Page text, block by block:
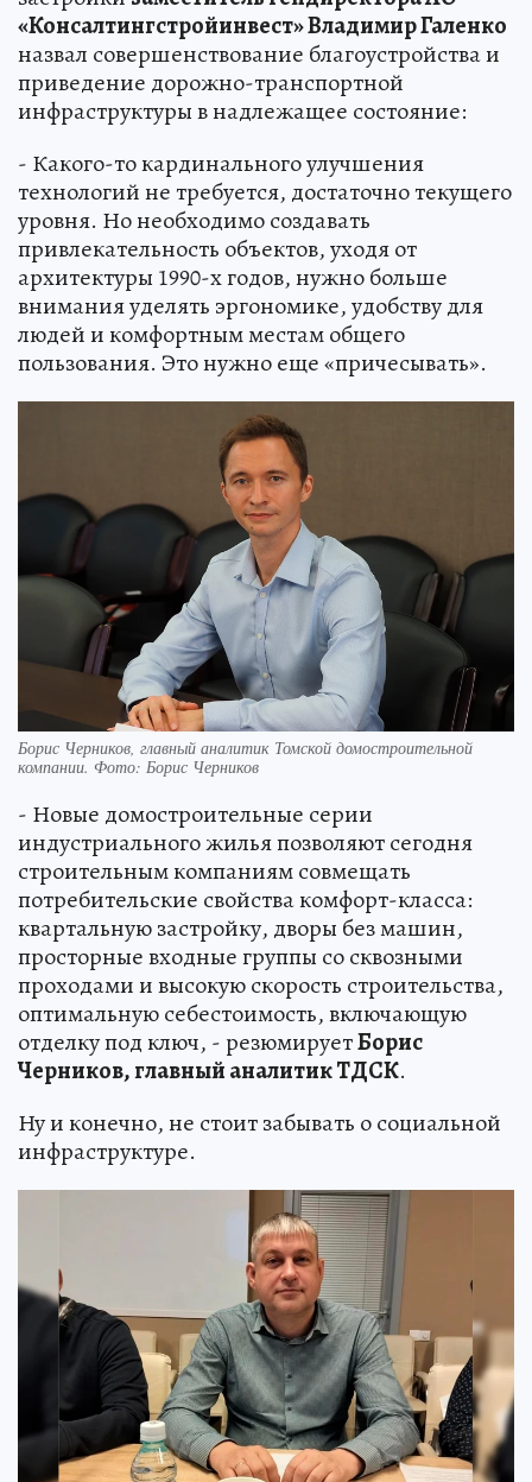
«Консалтингстройинвест» Владимир Галенко
назвал совершенствование благоустройства и
приведение дорожно-транспортной
инфраструктуры в надлежащее состояние:
- Какого-то кардинального улучшения
технологий не требуется, достаточно текущего
уровня. Но необходимо создавать
привлекательность объектов, уходя от
архитектуры 1990-х годов, нужно больше
внимания уделять эргономике, удобству для
людей и комфортным местам общего
пользования. Это нужно еще «причесывать».
Борис Черников, главный аналитик Томской домостроительной
компании. Фото: Борис Черников
- Новые домостроительные серии
индустриального жилья позволяют сегодня
строительным компаниям совмещать
потребительские свойства комфорт-класса:
квартальную застройку, дворы без машин,
просторные входные группы со сквозными
проходами и высокую скорость строительства,
оптимальную себестоимость, включающую
отделку под ключ, - резюмируетБорис
Черников, главный аналитик ТДСК.
Ну и конечно, не стоит забывать о социальной
инфраструктуре.